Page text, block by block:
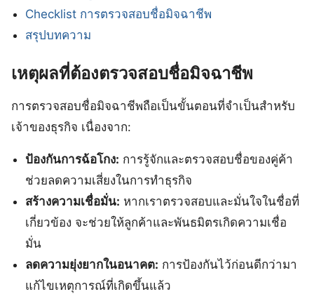
Checklist การตรวจสอบชื่อมิจฉาชีพ
สรุปบทความ
เหตุผลที่ต้องตรวจสอบชื่อมิจฉาชีพ
การตรวจสอบชื่อมิจฉาชีพถือเป็นขั้นตอนที่จำเป็นสำหรับ
เจ้าของธุรกิจ เนื่องจาก:
ป้องกันการฉ้อโกง: การรู้จักและตรวจสอบชื่อของคู่ค้า
ช่วยลดความเสี่ยงในการทำธุรกิจ
สร้างความเชื่อมั่น: หากเราตรวจสอบและมั่นใจในชื่อที่
เกี่ยวข้อง จะช่วยให้ลูกค้าและพันธมิตรเกิดความเชื่อ
มั่น
ลดความยุ่งยากในอนาคต: การป้องกันไว้ก่อนดีกว่ามา
แก้ไขเหตุการณ์ที่เกิดขึ้นแล้ว